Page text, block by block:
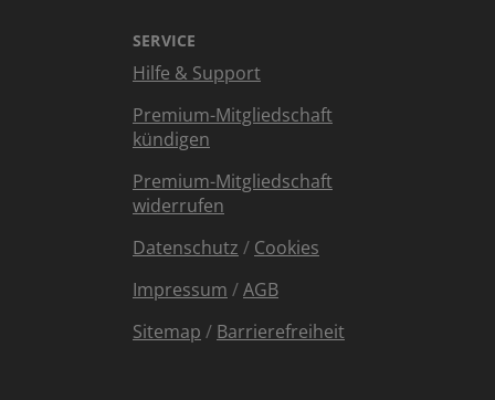
SERVICE
Hilfe & Support
Premium-Mitgliedschaft
kündigen
Premium-Mitgliedschaft
widerrufen
Datenschutz / Cookies
Impressum /AGB
Sitemap / Barrierefreiheit